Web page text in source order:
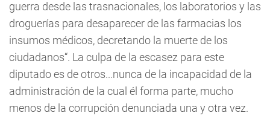
guerra desde las trasnacionales, los laboratorios y las
droguerías para desaparecer de las farmacias los
insumos médicos, decretando la muerte de los
ciudadanos“. La culpa de la escasez para este
diputado es de otros...nunca de la incapacidad de la
administración de la cual él forma parte, mucho
menos de la corrupción denunciada una y otra vez.